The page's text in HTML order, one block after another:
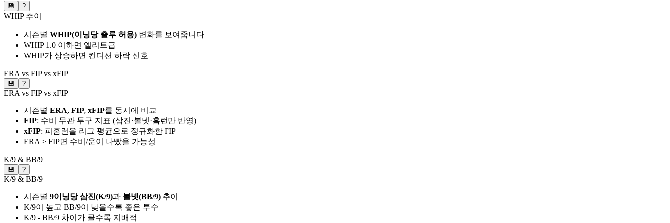
💾 ?
WHIP 추이
시즌별 WHIP(이닝당 출루 허용) 변화를 보여줍니다
WHIP 1.0 이하면 엘리트급
WHIP가 상승하면 컨디션 하락 신호
ERA vs FIP vs xFIP
💾 ?
ERA vs FIP vs xFIP
시즌별 ERA, FIP, xFIP를 동시에 비교
FIP: 수비 무관 투구 지표 (삼진·볼넷·홈런만 반영)
xFIP: 피홈런을 리그 평균으로 정규화한 FIP
ERA > FIP면 수비/운이 나빴을 가능성
K/9 & BB/9
💾 ?
K/9 & BB/9
시즌별 9이닝당 삼진(K/9)과 볼넷(BB/9) 추이
K/9이 높고 BB/9이 낮을수록 좋은 투수
K/9 - BB/9 차이가 클수록 지배적